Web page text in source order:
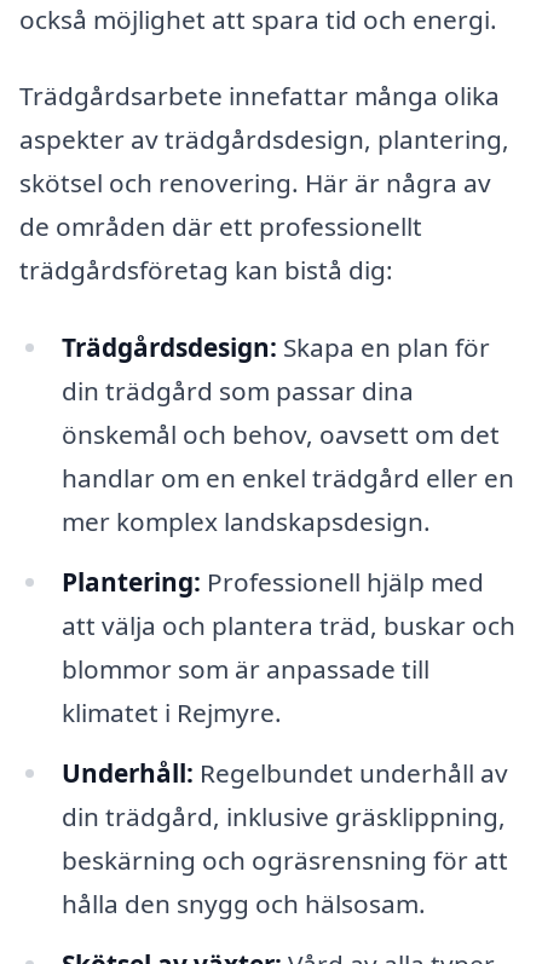
också möjlighet att spara tid och energi.
Trädgårdsarbete innefattar många olika
aspekter av trädgårdsdesign, plantering,
skötsel och renovering. Här är några av
de områden där ett professionellt
trädgårdsföretag kan bistå dig:
Trädgårdsdesign: Skapa en plan för
din trädgård som passar dina
önskemål och behov, oavsett om det
handlar om en enkel trädgård eller en
mer komplex landskapsdesign.
Plantering: Professionell hjälp med
att välja och plantera träd, buskar och
blommor som är anpassade till
klimatet i Rejmyre.
Underhåll: Regelbundet underhåll av
din trädgård, inklusive gräsklippning,
beskärning och ogräsrensning för att
hålla den snygg och hälsosam.